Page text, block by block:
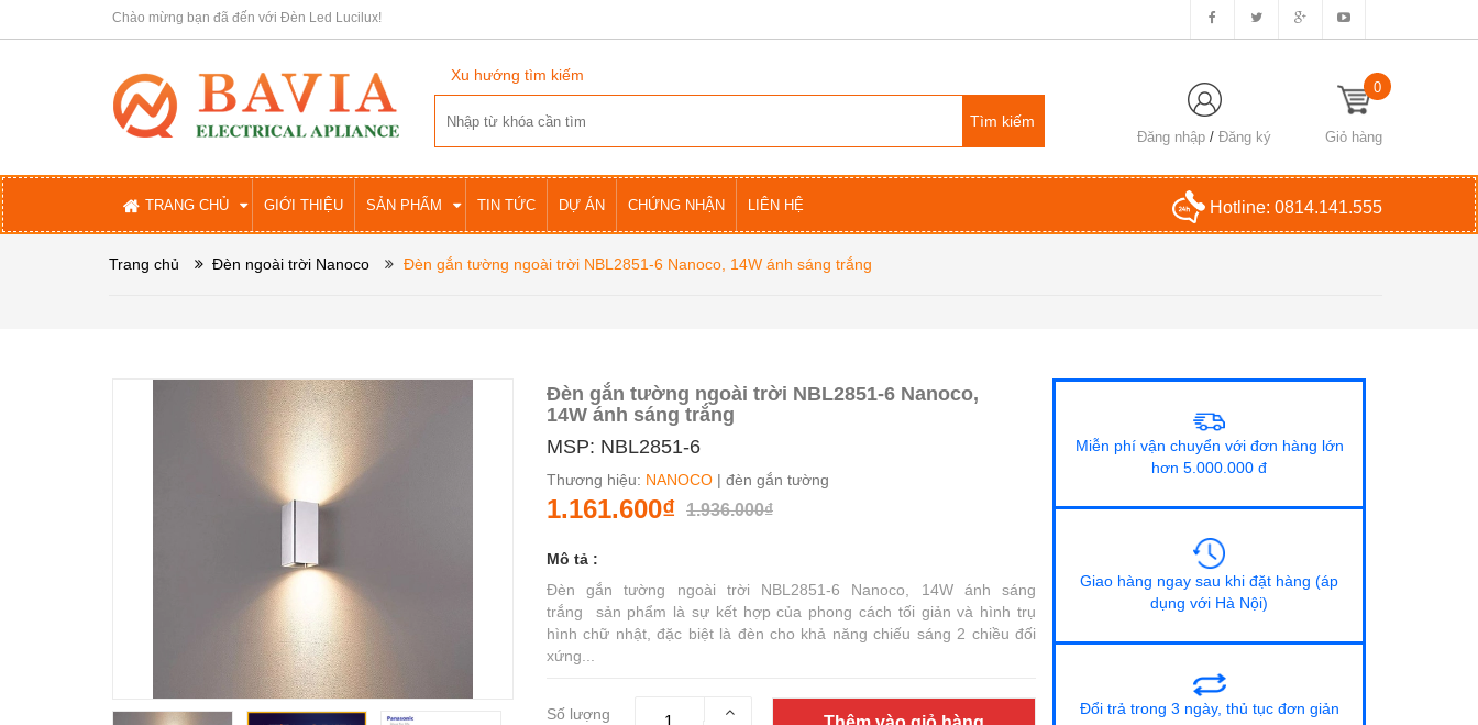
Chào mừng bạn đã đến với Đèn Led Lucilux!
Xu hướng tìm kiếm
Đăng nhập /Đăng ký Giỏ hàng
0
TRANG CHỦ GIỚI THIỆU SẢN PHẨM TIN TỨC DỰ ÁN CHỨNG NHẬN LIÊN HỆ Hotline: 0814.141.555
Trang chủ Đèn ngoài trời Nanoco Đèn gắn tường ngoài trời NBL2851-6 Nanoco, 14W ánh sáng trắng
Đèn gắn tường ngoài trời NBL2851-6 Nanoco,
14W ánh sáng trắng
MSP: NBL2851-6
Thương hiệu: NANOCO | đèn gắn tường
1.161.600₫ 1.936.000₫
Mô tả :
Đèn gắn tường ngoài trời NBL2851-6 Nanoco, 14W ánh sáng
trắng sản phẩm là sự kết hợp của phong cách tối giản và hình trụ
hình chữ nhật, đặc biệt là đèn cho khả năng chiếu sáng 2 chiều đối
xứng...
Số lượng
Miễn phí vận chuyển với đơn hàng lớn
hơn 5.000.000 đ
Giao hàng ngay sau khi đặt hàng (áp
dụng với Hà Nội)
Đổi trả trong 3 ngày, thủ tục đơn giản